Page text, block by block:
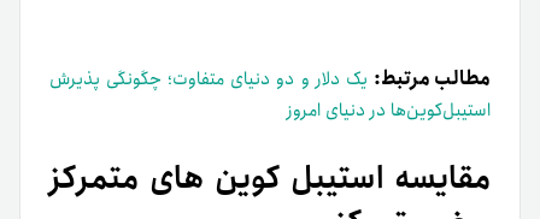
مثال‌ها
USDT (Tether)،
USDC، BUSD
TerraUSD
توسط دارایی‌های
توسط الگوریتم‌ها،
وثیقه‌های